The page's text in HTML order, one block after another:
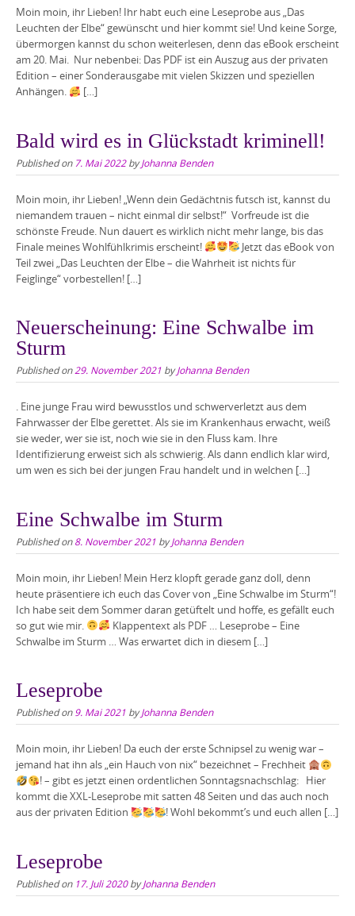
Moin moin, ihr Lieben! Ihr habt euch eine Leseprobe aus „Das
Leuchten der Elbe“ gewünscht und hier kommt sie! Und keine Sorge,
übermorgen kannst du schon weiterlesen, denn das eBook erscheint
am 20. Mai. Nur nebenbei: Das PDF ist ein Auszug aus der privaten
Edition – einer Sonderausgabe mit vielen Skizzen und speziellen
Anhängen.
[…]
Bald wird es in Glückstadt kriminell!
Published on 7. Mai 2022byJohanna Benden
Moin moin, ihr Lieben! „Wenn dein Gedächtnis futsch ist, kannst du
niemandem trauen – nicht einmal dir selbst!“ Vorfreude ist die
schönste Freude. Nun dauert es wirklich nicht mehr lange, bis das
Finale meines Wohlfühlkrimis erscheint!
Jetzt das eBook von
Teil zwei „Das Leuchten der Elbe – die Wahrheit ist nichts für
Feiglinge“ vorbestellen! […]
Neuerscheinung: Eine Schwalbe im
Sturm
Published on29. November 2021 byJohanna Benden
. Eine junge Frau wird bewusstlos und schwerverletzt aus dem
Fahrwasser der Elbe gerettet. Als sie im Krankenhaus erwacht, weiß
sie weder, wer sie ist, noch wie sie in den Fluss kam. Ihre
Identifizierung erweist sich als schwierig. Als dann endlich klar wird,
um wen es sich bei der jungen Frau handelt und in welchen […]
Eine Schwalbe im Sturm
Published on8. November 2021 byJohanna Benden
Moin moin, ihr Lieben! Mein Herz klopft gerade ganz doll, denn
heute präsentiere ich euch das Cover von „Eine Schwalbe im Sturm“!
Ich habe seit dem Sommer daran getüftelt und hoffe, es gefällt euch
so gut wie mir.
Klappentext als PDF … Leseprobe – Eine
Schwalbe im Sturm … Was erwartet dich in diesem […]
Leseprobe
Published on9. Mai 2021 byJohanna Benden
Moin moin, ihr Lieben! Da euch der erste Schnipsel zu wenig war –
jemand hat ihn als „ein Hauch von nix“ bezeichnet – Frechheit
! – gibt es jetzt einen ordentlichen Sonntagsnachschlag: Hier
kommt die XXL-Leseprobe mit satten 48 Seiten und das auch noch
aus der privaten Edition
! Wohl bekommt’s und euch allen […]
Leseprobe
Published on 17. Juli 2020byJohanna Benden